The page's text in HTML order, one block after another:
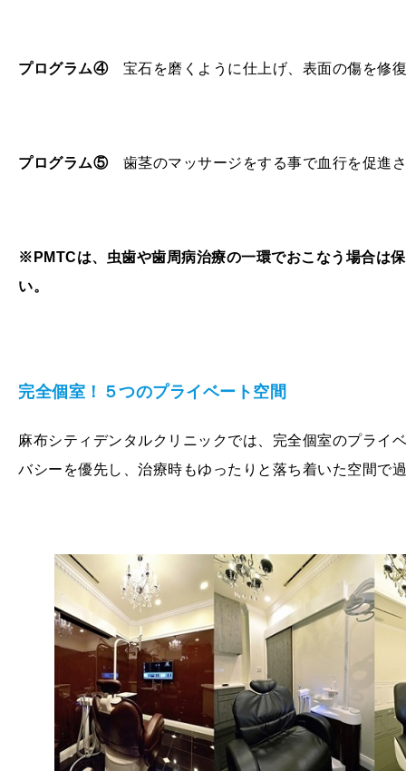
プログラム④宝石を磨くように仕上げ、表面の傷を修
プログラム⑤歯茎のマッサージをする事で血行を促進
※PMTCは、虫歯や歯周病治療の一環でおこなう場合は
い。
完全個室！５つのプライベート空間
麻布シティデンタルクリニックでは、完全個室のプライ
バシーを優先し、治療時もゆったりと落ち着いた空間で